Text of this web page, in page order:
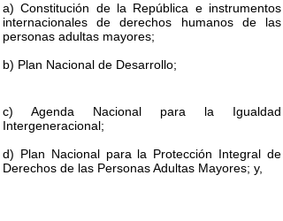
a) Constitución de la República e instrumentos
internacionales de derechos humanos de las
personas adultas mayores;
b) Plan Nacional de Desarrollo;
c) Agenda Nacional para la Igualdad
Intergeneracional;
d) Plan Nacional para la Protección Integral de
Derechos de las Personas Adultas Mayores; y,